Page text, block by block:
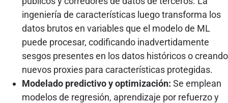
ingeniería de características luego transforma los
datos brutos en variables que el modelo de ML
puede procesar, codificando inadvertidamente
sesgos presentes en los datos históricos o creando
nuevos proxies para características protegidas.
Modelado predictivo y optimización: Se emplean
modelos de regresión, aprendizaje por refuerzo y